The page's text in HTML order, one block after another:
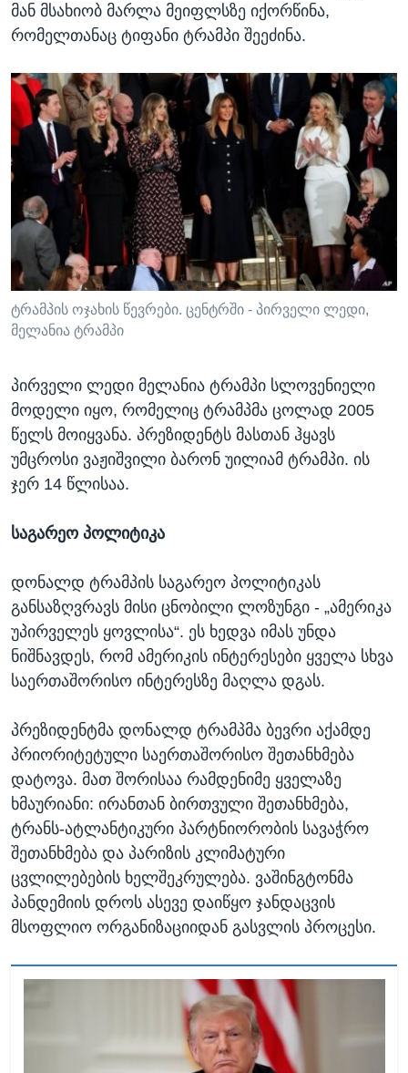
მან მსახიობ მარლა მეიფლსზე იქორწინა,
რომელთანაც ტიფანი ტრამპი შეეძინა.
ტრამპის ოჯახის წევრები. ცენტრში - პირველი ლედი,
მელანია ტრამპი
პირველი ლედი მელანია ტრამპი სლოვენიელი
მოდელი იყო, რომელიც ტრამპმა ცოლად 2005
წელს მოიყვანა. პრეზიდენტს მასთან ჰყავს
უმცროსი ვაჟიშვილი ბარონ უილიამ ტრამპი. ის
ჯერ 14 წლისაა.
საგარეო პოლიტიკა
დონალდ ტრამპის საგარეო პოლიტიკას
განსაზღვრავს მისი ცნობილი ლოზუნგი - „ამერიკა
უპირველეს ყოვლისა“. ეს ხედვა იმას უნდა
ნიშნავდეს, რომ ამერიკის ინტერესები ყველა სხვა
საერთაშორისო ინტერესზე მაღლა დგას.
პრეზიდენტმა დონალდ ტრამპმა ბევრი აქამდე
პრიორიტეტული საერთაშორისო შეთანხმება
დატოვა. მათ შორისაა რამდენიმე ყველაზე
ხმაურიანი: ირანთან ბირთვული შეთანხმება,
ტრანს-ატლანტიკური პარტნიორობის სავაჭრო
შეთანხმება და პარიზის კლიმატური
ცვლილებების ხელშეკრულება. ვაშინგტონმა
პანდემიის დროს ასევე დაიწყო ჯანდაცვის
მსოფლიო ორგანიზაციიდან გასვლის პროცესი.